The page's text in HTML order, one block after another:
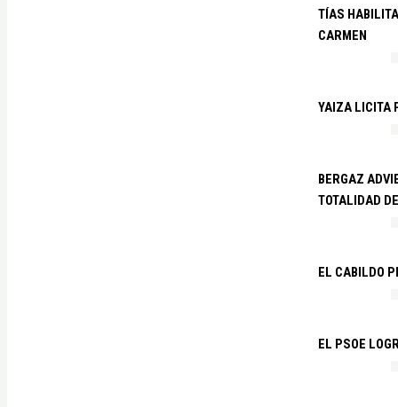
TÍAS
CARMEN
YAIZA LICITA
BERGAZ
TOTALIDAD
EL CABILDO
EL PSOE